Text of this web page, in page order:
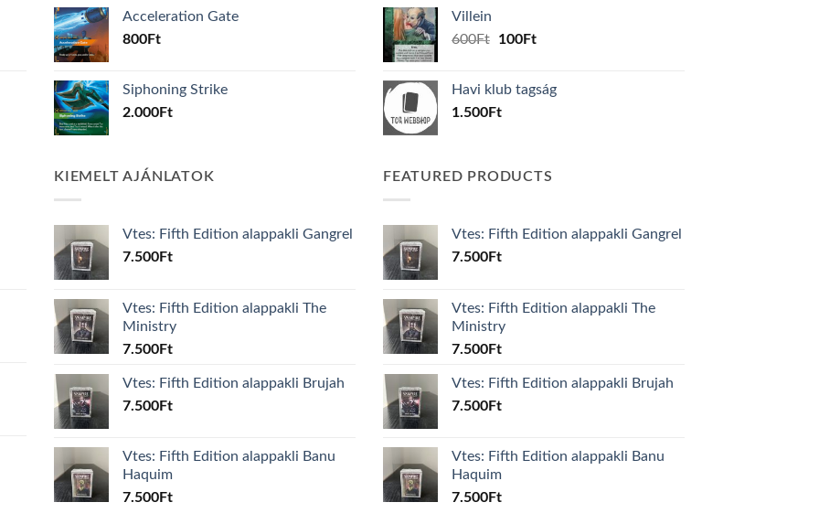
Acceleration Gate
800Ft
Siphoning Strike
2.000Ft
Villein
600Ft
Original
600Ft.
100FtCurrent
100Ft.
Havi klub tagság
1.500Ft
KIEMELT AJÁNLATOK
Vtes: Fifth Edition alappakli Gangrel
7.500Ft
Vtes: Fifth Edition alappakli The
Ministry
7.500Ft
Vtes: Fifth Edition alappakli Brujah
7.500Ft
Vtes: Fifth Edition alappakli Banu
Haquim
7.500Ft
FEATURED PRODUCTS
Vtes: Fifth Edition alappakli Gangrel
7.500Ft
Vtes: Fifth Edition alappakli The
Ministry
7.500Ft
Vtes: Fifth Edition alappakli Brujah
7.500Ft
Vtes: Fifth Edition alappakli Banu
Haquim
7.500Ft